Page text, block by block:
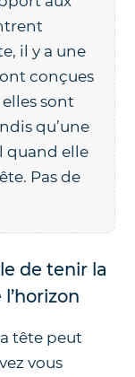
il y a une
conçues
sont
qu’une
quand elle
Pas de
de tenir la
tête peut
vous